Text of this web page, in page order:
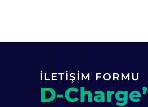
İLETİŞİM FORMU
D-